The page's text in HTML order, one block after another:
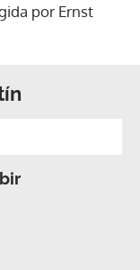
por Ernst